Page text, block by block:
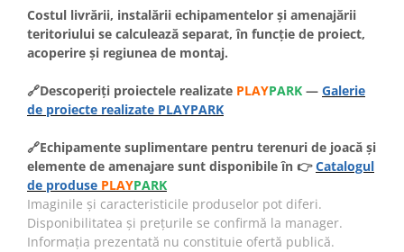
Costul livrării, instalării echipamentelor și amenajării
teritoriului se calculează separat, în funcție de proiect,
acoperire și regiunea de montaj.
🔗Descoperiți proiectele realizate PLAYPARK — Galerie
de proiecte realizate PLAYPARK
🔗Echipamente suplimentare pentru terenuri de joacă și
elemente de amenajare sunt disponibile în 👉Catalogul
de produse PLAYPARK
Imaginile și caracteristicile produselor pot diferi.
Disponibilitatea și prețurile se confirmă la manager.
Informația prezentată nu constituie ofertă publică.